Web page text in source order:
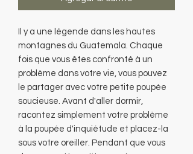
Il y a une légende dans les hautes
montagnes du Guatemala. Chaque
fois que vous êtes confronté à un
problème dans votre vie, vous pouvez
le partager avec votre petite poupée
soucieuse. Avant d'aller dormir,
racontez simplement votre problème
à la poupée d'inquiétude et placez-la
sous votre oreiller. Pendant que vous